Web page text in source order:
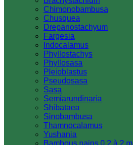
Chimonobambusa
Chusquea
Drepanostachyum
Fargesia
Indocalamus
Phyllostachys
Phyllosasa
Pleioblastus
Pseudosasa
Sasa
Semiarundinaria
Shibataea
Sinobambusa
Thamnocalamus
Yushania
Bambous nains 0,2 à 2 m